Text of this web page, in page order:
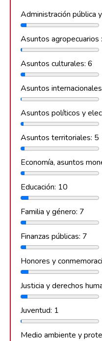
Administración pública
Asuntos agropecuarios
Asuntos culturales: 6
Asuntos
Asuntos políticos y
Asuntos territoriales: 5
Economía, asuntos
Educación: 10
Familia y género: 7
Finanzas públicas: 7
Honores y
Justicia y derechos
Juventud: 1
Medio ambiente y